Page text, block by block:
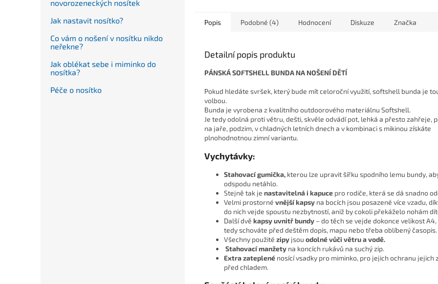
novorozeneckých nosítek
Jak nastavit nosítko?
Co vám o nošení v nosítku nikdo
neřekne?
Jak oblékat sebe i miminko do
nosítka?
Péče o nosítko
Popis Podobné (4) Hodnocení Diskuze Značka
Detailní popis produktu
PÁNSKÁ SOFTSHELL BUNDA NA NOŠENÍ DĚTÍ
Pokud hledáte svršek, který bude mít celoroční využití, softshell bunda je
volbou.
Bunda je vyrobena z kvalitního outdoorového materiálnu Softshell.
Je tedy odolná proti větru, dešti, skvěle odvádí pot, lehká a přesto zahřeje,
na jaře, podzim, v chladných letních dnech a v kombinaci s mikinou získáte
plnohodnotnou zimní variantu.
Vychytávky:
Stahovací gumička, kterou lze upravit šířku spodního lemu bundy,
odspodu netáhlo.
Stejně tak je nastavitelná i kapuce pro rodiče, která se dá snadno
Velmi prostorné vnější kapsy na bocích jsou posazené více vzadu,
do nich vejde spoustu nezbytností, aniž by cokoli překáželo nohám
Další dvě kapsyuvnitř bundy – do těch se vejde dokonce velikost
tedy schováte před deštěm dopis, mapu nebo třeba oblíbený časopis.
Všechny použité zipy jsou odolné vůči větru a vodě.
Stahovací manžety na koncích rukávů na suchý zip.
Extra zateplené nosící vsadky pro miminko, pro jejich ochranu jejich
před chladem.